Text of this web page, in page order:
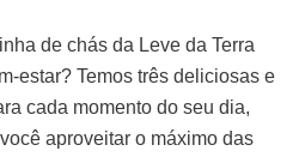
de chás da Leve da Terra
estar? Temos três deliciosas e
cada momento do seu dia,
aproveitar o máximo das